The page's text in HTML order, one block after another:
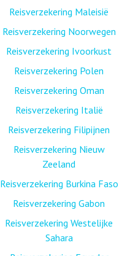
Reisverzekering Maleisië
Reisverzekering Noorwegen
Reisverzekering Ivoorkust
Reisverzekering Polen
Reisverzekering Oman
Reisverzekering Italië
Reisverzekering Filipijnen
Reisverzekering Nieuw
Zeeland
Reisverzekering Burkina Faso
Reisverzekering Gabon
Reisverzekering Westelijke
Sahara